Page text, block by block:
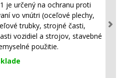
je určený na ochranu proti
vo vnútri (oceľové plechy,
trubky, strojné časti,
vozidiel a strojov, stavebné
použitie.